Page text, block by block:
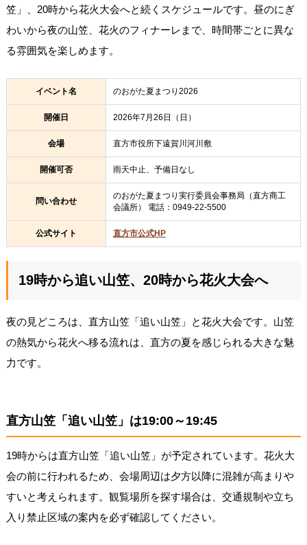
笠」、20時から花火大会へと続くスケジュールです。昼のにぎ
わいから夜の山笠、花火のフィナーレまで、時間帯ごとに異な
る雰囲気を楽しめます。
イベント名 のおがた夏まつり2026
開催日 2026年7月26日（日）
会場 直方市役所下遠賀川河川敷
開催可否 雨天中止、予備日なし
問い合わせ
のおがた夏まつり実行委員会事務局（直方商工
会議所） 電話：0949-22-5500
公式サイト 直方市公式HP
19時から追い山笠、20時から花火大会へ
夜の見どころは、直方山笠「追い山笠」と花火大会です。山笠
の熱気から花火へ移る流れは、直方の夏を感じられる大きな魅
力です。
直方山笠「追い山笠」は19:00～19:45
19時からは直方山笠「追い山笠」が予定されています。花火大
会の前に行われるため、会場周辺は夕方以降に混雑が高まりや
すいと考えられます。観覧場所を探す場合は、交通規制や立ち
入り禁止区域の案内を必ず確認してください。